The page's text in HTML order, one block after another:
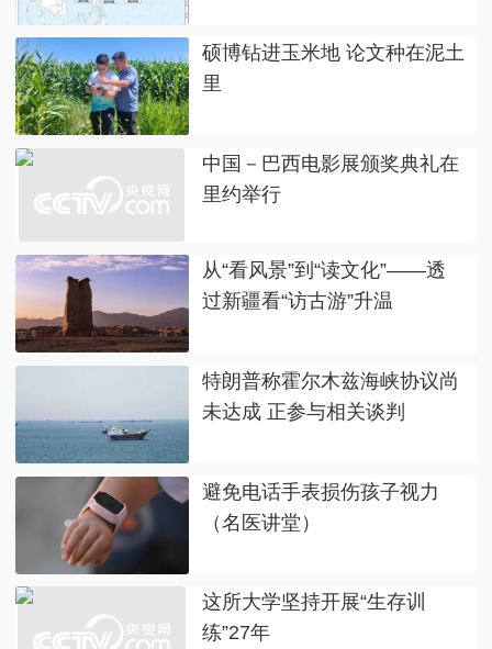
硕博钻进玉米地 论文种在泥土
里
中国－巴西电影展颁奖典礼在
里约举行
从“看风景”到“读文化”——透
过新疆看“访古游”升温
特朗普称霍尔木兹海峡协议尚
未达成 正参与相关谈判
避免电话手表损伤孩子视力
（名医讲堂）
这所大学坚持开展“生存训
练”27年